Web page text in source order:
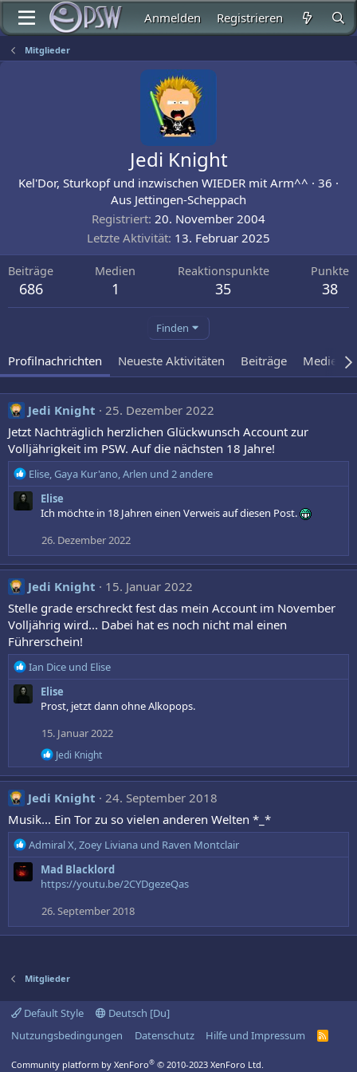
Anmelden Registrieren
Mitglieder
Jedi Knight
Kel'Dor, Sturkopf und inzwischen WIEDER mit Arm^^ · 36 ·
Aus Jettingen-Scheppach
Registriert 20. November 2004
Letzte Aktivität 13. Februar 2025
Beiträge
686
Medien
1
Reaktionspunkte
35
Punkte
38
Finden
Profilnachrichten Neueste Aktivitäten Beiträge Medien
Jedi Knight
25. Dezember 2022
Jetzt Nachträglich herzlichen Glückwunsch Account zur
Volljährigkeit im PSW. Auf die nächsten 18 Jahre!
R
e
a
o
n
e
n
:
Elise, Gaya Kur'ano,Arlen und 2 andere
Elise
Ich möchte in 18 Jahren einen Verweis auf diesen Post.
26. Dezember 2022
Jedi Knight
15. Januar 2022
Stelle grade erschreckt fest das mein Account im November
Volljährig wird... Dabei hat es noch nicht mal einen
Führerschein!
R
e
a
n
e
n
:
Ian Dice und Elise
Elise
Prost, jetzt dann ohne Alkopops.
15. Januar 2022
R
e
a
k
t
i
o
n
e
n
:
Jedi Knight
Jedi Knight
24. September 2018
Musik... Ein Tor zu so vielen anderen Welten *_*
R
e
a
o
n
Admiral X,Zoey Liviana und Raven Montclair
Mad Blacklord
https://youtu.be/2CYDgezeQas
26. September 2018
Mitglieder
Default Style
Deutsch [Du]
Nutzungsbedingungen
Datenschutz Hilfe und Impressum
R
Community platform by XenForo® © 2010-2023 XenForo Ltd.